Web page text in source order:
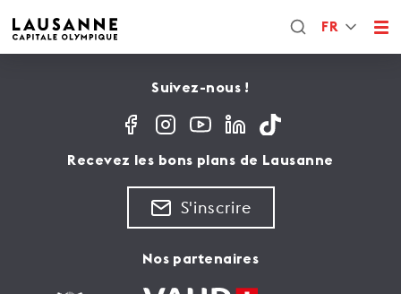
FR
Suivez-nous !
Recevez les bons plans de Lausanne
S'inscrire
Nos partenaires